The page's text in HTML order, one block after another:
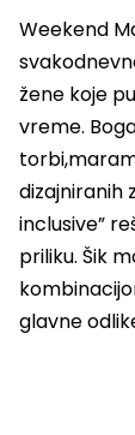
Weekend
žene koje
vreme.
dizajniranih
inclusive”
priliku. Šik
glavne